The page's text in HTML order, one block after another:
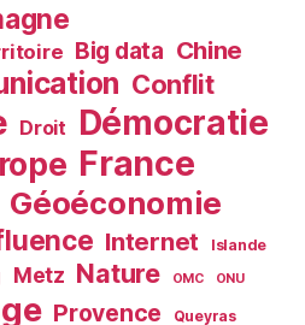
Big data Chine
Conflit
Droit Démocratie
France
Géoéconomie
Internet Islande
Metz Nature OMC ONU
Provence Queyras